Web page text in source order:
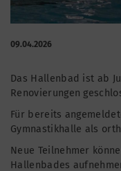
09.04.2026
Das Hallenbad ist ab
Renovierungen
Für bereits
Gymnastikhalle als
Neue Teilnehmer
Hallenbades